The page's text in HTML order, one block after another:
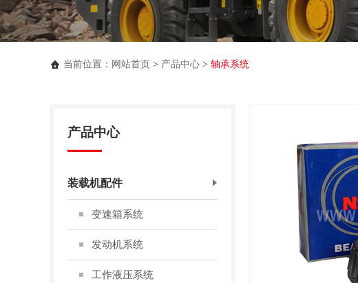
当前位置： 网站首页 > 产品中心 > 轴承系统
产品中心
装载机配件
变速箱系统
发动机系统
工作液压系统